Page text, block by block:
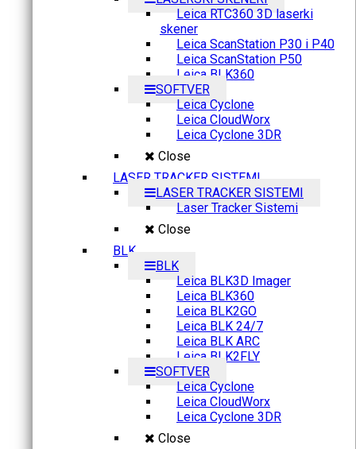
Leica RTC360 3D laserki
skener
Leica ScanStation P30 i P40
Leica ScanStation P50
Leica BLK360
SOFTVER
Leica Cyclone
Leica CloudWorx
Leica Cyclone 3DR
Close
LASER TRACKER SISTEMI
LASER TRACKER SISTEMI
Laser Tracker Sistemi
Close
BLK
BLK
Leica BLK3D Imager
Leica BLK360
Leica BLK2GO
Leica BLK 24/7
Leica BLK ARC
Leica BLK2FLY
SOFTVER
Leica Cyclone
Leica CloudWorx
Leica Cyclone 3DR
Close